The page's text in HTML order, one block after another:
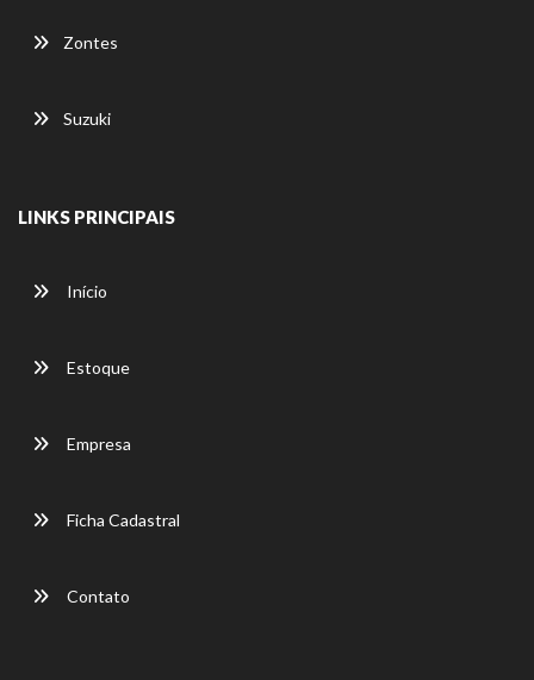
Zontes
Suzuki
LINKS PRINCIPAIS
Início
Estoque
Empresa
Ficha Cadastral
Contato